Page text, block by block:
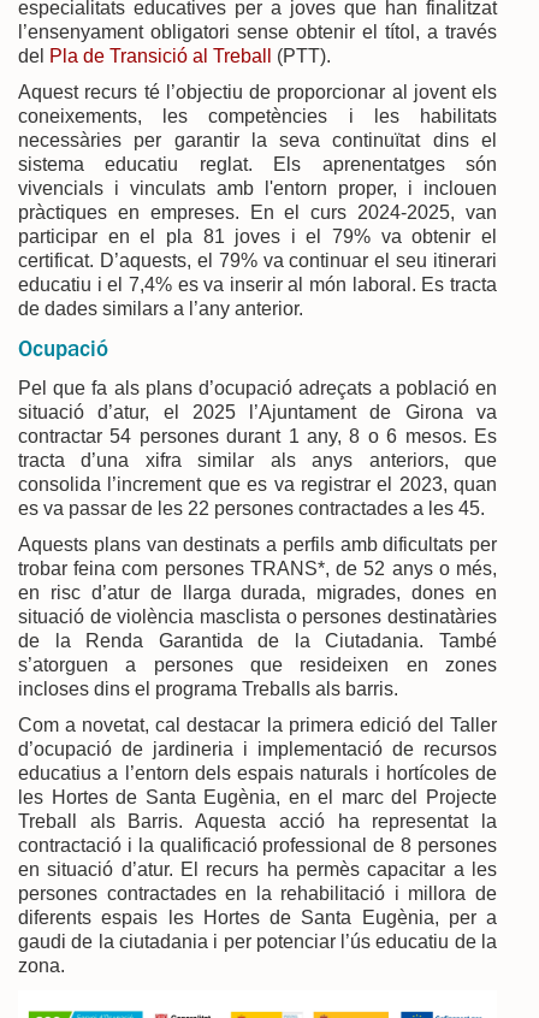
especialitats educatives per a joves que han finalitzat
l’ensenyament obligatori sense obtenir el títol, a través
del Pla de Transició al Treball
(PTT).
Aquest recurs té l’objectiu de proporcionar al jovent els
coneixements, les competències i les habilitats
necessàries per garantir la seva continuïtat dins el
sistema educatiu reglat. Els aprenentatges són
vivencials i vinculats amb l'entorn proper, i inclouen
pràctiques en empreses. En el curs 2024-2025, van
participar en el pla 81 joves i el 79% va obtenir el
certificat. D’aquests, el 79% va continuar el seu itinerari
educatiu i el 7,4% es va inserir al món laboral. Es tracta
de dades similars a l’any anterior.
Ocupació
Pel que fa als plans d’ocupació adreçats a població en
situació d’atur, el 2025 l’Ajuntament de Girona va
contractar 54 persones durant 1 any, 8 o 6 mesos. Es
tracta d’una xifra similar als anys anteriors, que
consolida l’increment que es va registrar el 2023, quan
es va passar de les 22 persones contractades a les 45.
Aquests plans van destinats a perfils amb dificultats per
trobar feina com persones TRANS*, de 52 anys o més,
en risc d’atur de llarga durada, migrades, dones en
situació de violència masclista o persones destinatàries
de la Renda Garantida de la Ciutadania. També
s’atorguen a persones que resideixen en zones
incloses dins el programa Treballs als barris.
Com a novetat, cal destacar la primera edició del Taller
d’ocupació de jardineria i implementació de recursos
educatius a l’entorn dels espais naturals i hortícoles de
les Hortes de Santa Eugènia, en el marc del Projecte
Treball als Barris. Aquesta acció ha representat la
contractació i la qualificació professional de 8 persones
en situació d’atur. El recurs ha permès capacitar a les
persones contractades en la rehabilitació i millora de
diferents espais les Hortes de Santa Eugènia, per a
gaudi de la ciutadania i per potenciar l’ús educatiu de la
zona.